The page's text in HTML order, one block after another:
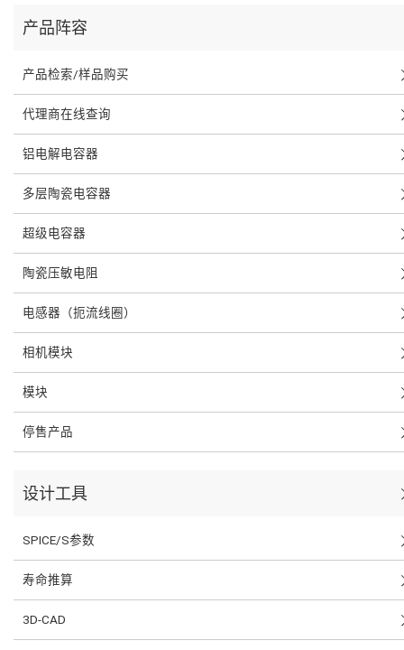
产品阵容
产品检索/样品购买
代理商在线查询
铝电解电容器
多层陶瓷电容器
超级电容器
陶瓷压敏电阻
电感器（扼流线圈）
相机模块
模块
停售产品
设计工具
SPICE/S参数
寿命推算
3D-CAD